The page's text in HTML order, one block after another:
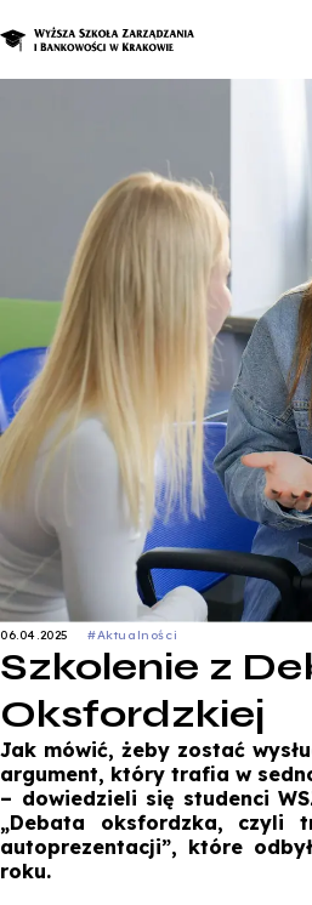
06.04.2025 #Aktualności
Szkolenie z
Oksfordzkiej
Jak mówić, żeby zostać
argument, który trafia w
– dowiedzieli się studenci
„Debata oksfordzka, czyli
autoprezentacji”, które
roku.